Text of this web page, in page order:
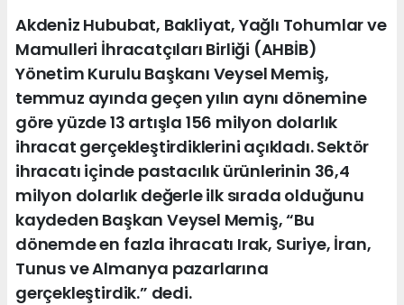
Akdeniz Hububat, Bakliyat, Yağlı Tohumlar ve
Mamulleri İhracatçıları Birliği (AHBİB)
Yönetim Kurulu Başkanı Veysel Memiş,
temmuz ayında geçen yılın aynı dönemine
göre yüzde 13 artışla 156 milyon dolarlık
ihracat gerçekleştirdiklerini açıkladı. Sektör
ihracatı içinde pastacılık ürünlerinin 36,4
milyon dolarlık değerle ilk sırada olduğunu
kaydeden Başkan Veysel Memiş, “Bu
dönemde en fazla ihracatı Irak, Suriye, İran,
Tunus ve Almanya pazarlarına
gerçekleştirdik.” dedi.